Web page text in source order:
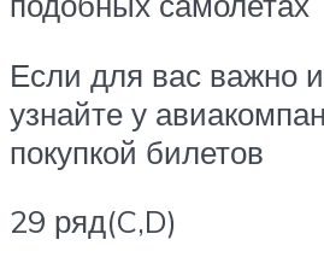
Если для вас важно
узнайте у
покупкой билетов
29 ряд(C,D)